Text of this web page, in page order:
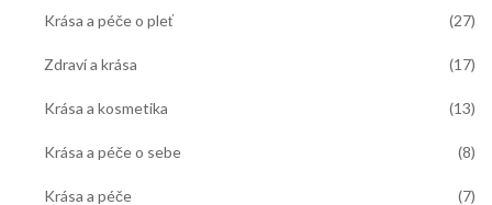
Krása a péče o pleť (27)
Zdraví a krása (17)
Krása a kosmetika (13)
Krása a péče o sebe (8)
Krása a péče (7)